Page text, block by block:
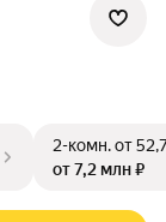
2-комн.от
от 7,2 млн ₽